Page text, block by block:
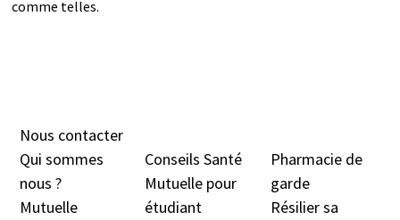
comme telles.
Nous contacter
Qui sommes
nous ?
Mutuelle
Conseils Santé
Mutuelle pour
étudiant
Pharmacie de
garde
Résilier sa